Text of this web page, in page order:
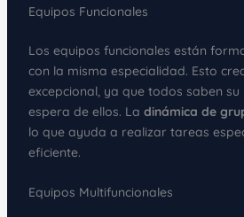
Equipos Funcionales
Los equipos funcionales están
con la misma especialidad. Esto
excepcional, ya que todos saben
espera de ellos. La dinámica de
lo que ayuda a realizar tareas
eficiente.
Equipos Multifuncionales